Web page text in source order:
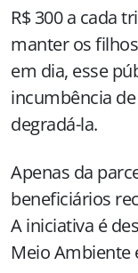
R$300 a cada
manter os
em dia, esse
incumbência
degradá-la.
Apenas da
beneficiários
A iniciativa é
Meio Ambiente